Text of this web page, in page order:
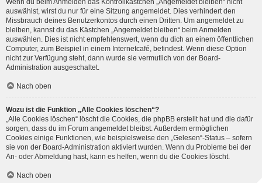
Wenn du beim Anmelden das Kontrollkästchen „Angemeldet bleiben“ nicht
auswählst, wirst du nur für eine Sitzung angemeldet. Dies verhindert den
Missbrauch deines Benutzerkontos durch einen Dritten. Um angemeldet zu
bleiben, kannst du das Kästchen „Angemeldet bleiben“ beim Anmelden
auswählen. Dies ist nicht empfehlenswert, wenn du dich an einem öffentlichen
Computer, zum Beispiel in einem Internetcafé, befindest. Wenn diese Option
nicht zur Verfügung steht, dann wurde sie vermutlich von der Board-
Administration ausgeschaltet.
Nach oben
Wozu ist die Funktion „Alle Cookies löschen“?
„Alle Cookies löschen“ löscht die Cookies, die phpBB erstellt hat und die dafür
sorgen, dass du im Forum angemeldet bleibst. Außerdem ermöglichen
Cookies einige Funktionen, wie beispielsweise den „Gelesen“-Status – sofern
sie von der Board-Administration aktiviert wurden. Wenn du Probleme bei der
An- oder Abmeldung hast, kann es helfen, wenn du die Cookies löscht.
Nach oben